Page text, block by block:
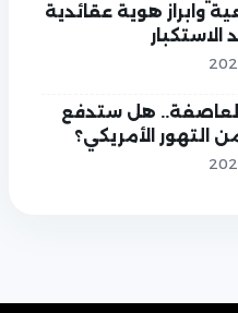
وابراز هوية عقائدية
العاصفة.. هل ستدفع
التهور الأمريكي؟